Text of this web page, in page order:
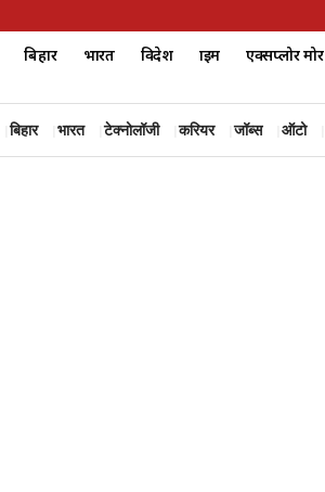
बिहार भारत विदेश क्राइम एक्सप्लोर मोर
बिहार भारत टेक्नोलॉजी करियर जॉब्स ऑटो